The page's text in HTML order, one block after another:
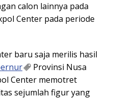
calon lainnya pada
Center pada periode
baru saja merilis hasil
Provinsi Nusa
Center memotret
sejumlah figur yang